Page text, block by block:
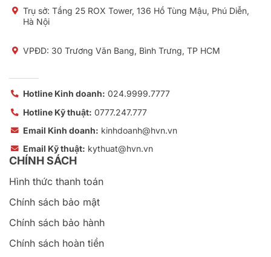
Trụ sở: Tầng 25 ROX Tower, 136 Hồ Tùng Mậu, Phú Diễn,
Hà Nội
VPĐD: 30 Trương Văn Bang, Bình Trưng, TP HCM
Hotline Kinh doanh: 024.9999.7777
Hotline Kỹ thuật: 0777.247.777
Email Kinh doanh: kinhdoanh@hvn.vn
Email Kỹ thuật: kythuat@hvn.vn
CHÍNH SÁCH
Hình thức thanh toán
Chính sách bảo mật
Chính sách bảo hành
Chính sách hoàn tiền